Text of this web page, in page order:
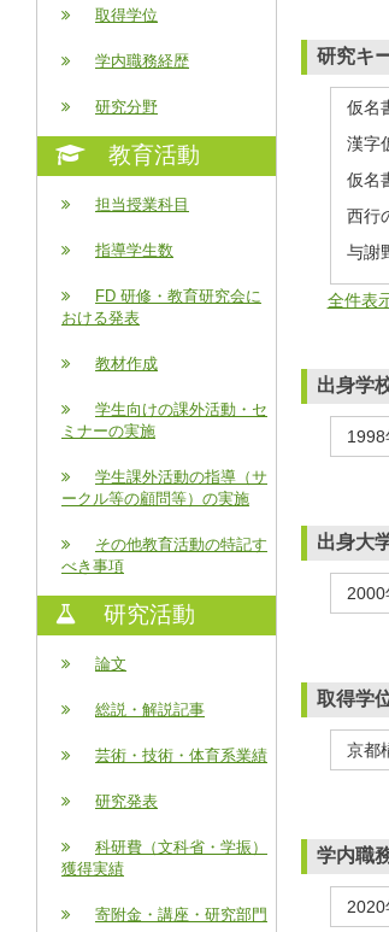
取得学位
学内職務経歴
研究分野
教育活動
担当授業科目
指導学生数
FD 研修・教育研究会に
おける発表
教材作成
学生向けの課外活動・セ
ミナーの実施
学生課外活動の指導（サ
ークル等の顧問等）の実施
その他教育活動の特記す
べき事項
研究活動
論文
総説・解説記事
芸術・技術・体育系業績
研究発表
科研費（文科省・学振）
獲得実績
寄附金・講座・研究部門
研究キ
仮名
漢字
仮名
西行
与謝
全件表
出身学
1998
出身大
2000
取得学
京都
学内職
2020